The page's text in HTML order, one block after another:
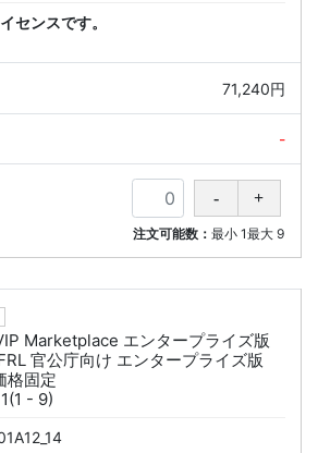
センスです。
71,240円
-
注文可能数：最小 1最大 9
Marketplace エンタープライズ版
官公庁向け エンタープライズ版
格固定
- 9)